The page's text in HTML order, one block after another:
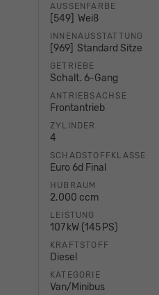
AUSSENFARBE
549 Weiß
INNENAUSSTATTUNG
969 Standard Sitze
GETRIEBE
Schalt. 6-Gang
ANTRIEBSACHSE
Frontantrieb
ZYLINDER
4
SCHADSTOFFKLASSE
Euro 6d Final
HUBRAUM
2.000 ccm
LEISTUNG
107 kW (145 PS)
KRAFTSTOFF
Diesel
KATEGORIE
Van/Minibus